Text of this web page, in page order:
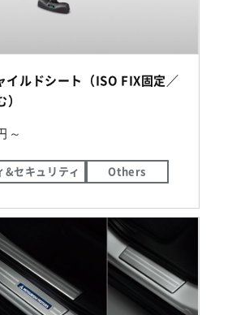
イルドシート（ISO FIX固定／
）
～
&セキュリティ Others